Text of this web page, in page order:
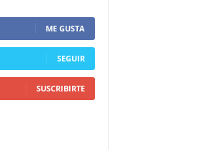
ME GUSTA
SEGUIR
SUSCRIBIRTE